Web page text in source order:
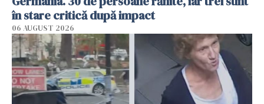
în stare critică după impact
06 AUGUST 2026